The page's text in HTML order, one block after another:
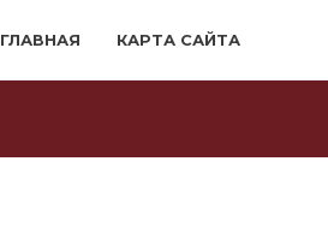
ГЛАВНАЯ КАРТА САЙТА